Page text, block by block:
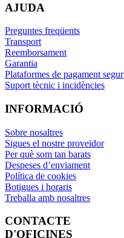
AJUDA
Preguntes freqüents
Transport
Reemborsament
Garantia
Plataformes de pagament segur
Suport tècnic i incidències
INFORMACIÓ
Sobre nosaltres
Sigues el nostre proveïdor
Per què som tan barats
Despeses d’enviament
Política de cookies
Botigues i horaris
Treballa amb nosaltres
CONTACTE
D'OFICINES